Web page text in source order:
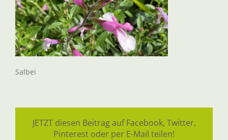
Salbei
JETZT diesen Beitrag auf Facebook, Twitter,
Pinterest oder per E-Mail teilen!